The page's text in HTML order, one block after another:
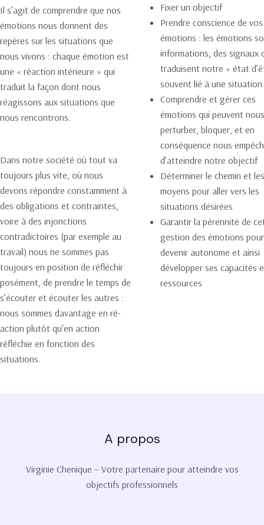
Il s’agit de comprendre que nos
émotions nous donnent des
repères sur les situations que
nous vivons : chaque émotion est
une « réaction intérieure » qui
traduit la façon dont nous
réagissons aux situations que
nous rencontrons.
Dans notre société où tout va
toujours plus vite, où nous
devons répondre constamment à
des obligations et contraintes,
voire à des injonctions
contradictoires (par exemple au
travail) nous ne sommes pas
toujours en position de réfléchir
posément, de prendre le temps de
s’écouter et écouter les autres :
nous sommes davantage en ré-
action plutôt qu’en action
réfléchie en fonction des
situations.
Fixer un objectif
Prendre conscience de vos
émotions : les émotions
informations, des signaux
traduisent notre « état
souvent lié à une situation
Comprendre et gérer ces
émotions qui peuvent nous
perturber, bloquer, et en
conséquence nous
d’atteindre notre objectif
Déterminer le chemin et les
moyens pour aller vers les
situations désirées
Garantir la pérennité de
gestion des émotions pour
devenir autonome et ainsi
développer ses capacités
ressources
A propos
Virginie Chenique – Votre partenaire pour atteindre vos
objectifs professionnels